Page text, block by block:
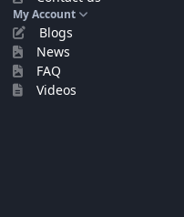
My Account
Blogs
News
FAQ
Videos